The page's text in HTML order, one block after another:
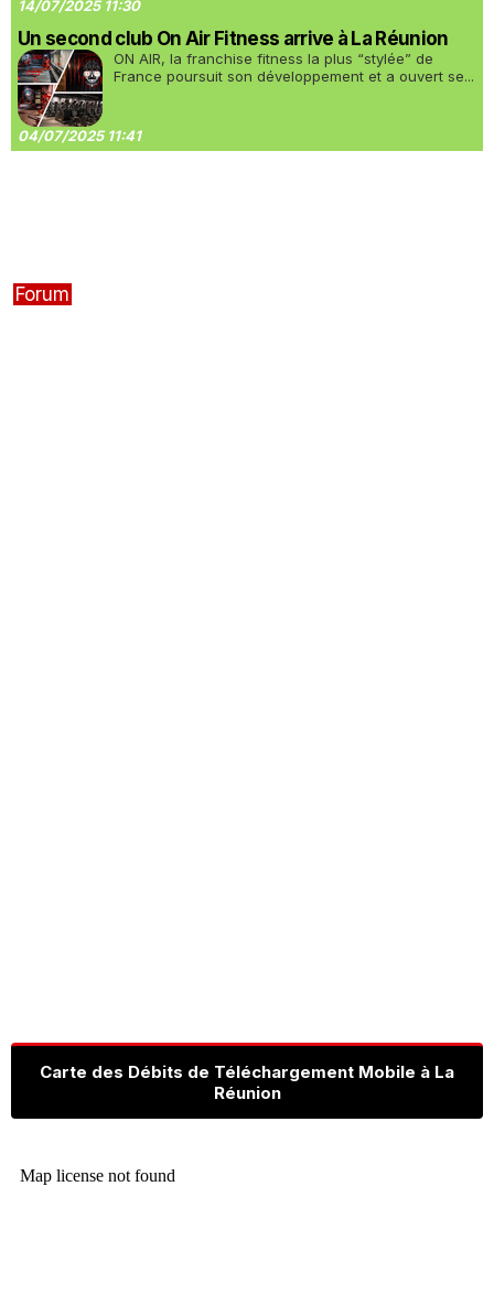
14/07/2025 11:30
Un second club On Air Fitness arrive à La Réunion
ON AIR, la franchise fitness la plus “stylée” de
France poursuit son développement et a ouvert se...
04/07/2025 11:41
Forum
Carte des Débits de Téléchargement Mobile à La
Réunion